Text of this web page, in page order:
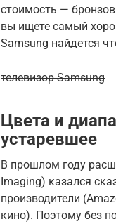
стоимость —
вы ищете самый
Samsung найдется
телевизор Samsung
Цвета и
устаревшее
В прошлом году
Imaging) казался
производители
кино). Поэтому без